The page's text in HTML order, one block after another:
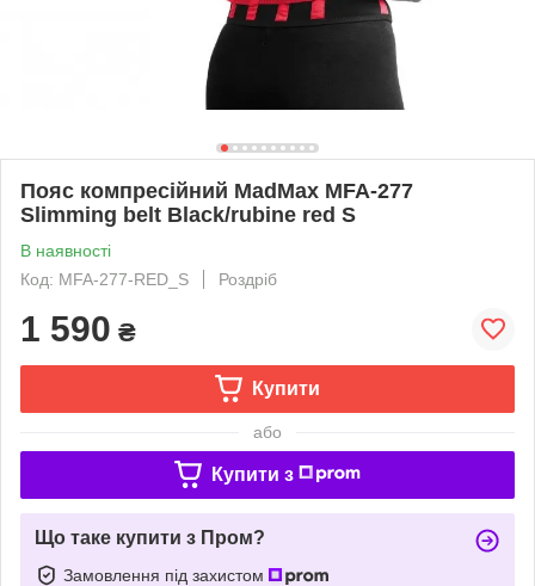
Пояс компресійний MadMax MFA-277
Slimming belt Black/rubine red S
В наявності
Код: MFA-277-RED_S
Роздріб
1 590 ₴
Купити
або
Купити з
Що таке купити з Пром?
Замовлення під захистом